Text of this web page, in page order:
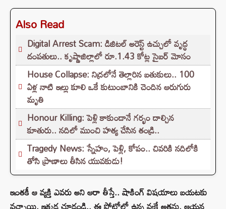
Also Read
Digital Arrest Scam: డిజిటల్ అరెస్ట్ ఉచ్చులో వృద్ధ
దంపతులు.. కృష్ణాజిల్లాలో రూ.1.43 కోట్ల సైబర్ మోసం
House Collapse: నిద్రలోనే తెల్లారిన బతుకులు.. 100
ఏళ్ల నాటి ఇల్లు కూలి ఒకే కుటుంబానికి చెందిన ఆరుగురు
మృతి
Honour Killing: పెళ్లి కాకుండానే గర్భం దాల్చిన
కూతురు.. నదిలో ముంచి హత్య చేసిన తండ్రి..
Tragedy News: స్నేహం, పెళ్లి, కోపం.. చివరికి నదిలోకి
తోసి ప్రాణాలు తీసిన యువకుడు!
ఇంతకీ ఆ వ్యక్తి ఎవరు అని ఆరా తీస్తే.. షాకింగ్ విషయాలు బయటకు